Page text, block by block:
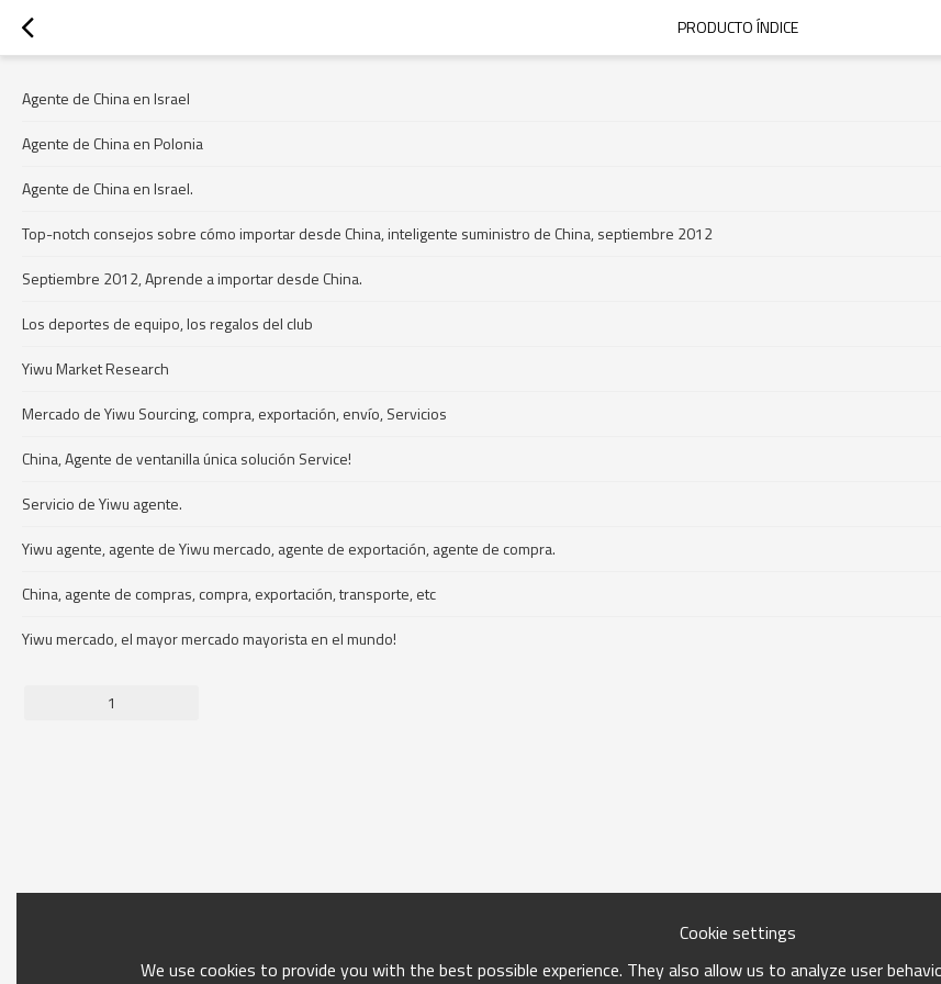
PRODUCTO ÍNDICE
Agente de China en Israel
Agente de China en Polonia
Agente de China en Israel.
Top-notch consejos sobre cómo importar desde China, inteligente suministro de China, septiembre 2012
Septiembre 2012, Aprende a importar desde China.
Los deportes de equipo, los regalos del club
Yiwu Market Research
Mercado de Yiwu Sourcing, compra, exportación, envío, Servicios
China, Agente de ventanilla única solución Service!
Servicio de Yiwu agente.
Yiwu agente, agente de Yiwu mercado, agente de exportación, agente de compra.
China, agente de compras, compra, exportación, transporte, etc
Yiwu mercado, el mayor mercado mayorista en el mundo!
1
Cookie settings
We use cookies to provide you with the best possible experience. They also allow us to analyze user